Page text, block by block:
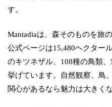
す。
Mantadiaは、森そのものを旅
公式ページは15,480ヘクター
のキツネザル、108種の鳥類
挙げています。自然観察、鳥
関心があるなら魅力は大きく